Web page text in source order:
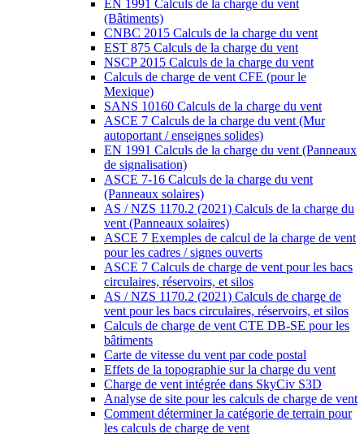
EN 1991 Calculs de la charge du vent
(Bâtiments)
CNBC 2015 Calculs de la charge du vent
EST 875 Calculs de la charge du vent
NSCP 2015 Calculs de la charge du vent
Calculs de charge de vent CFE (pour le
Mexique)
SANS 10160 Calculs de la charge du vent
ASCE 7 Calculs de la charge du vent (Mur
autoportant / enseignes solides)
EN 1991 Calculs de la charge du vent (Panneaux
de signalisation)
ASCE 7-16 Calculs de la charge du vent
(Panneaux solaires)
AS / NZS 1170.2 (2021) Calculs de la charge du
vent (Panneaux solaires)
ASCE 7 Exemples de calcul de la charge de vent
pour les cadres / signes ouverts
ASCE 7 Calculs de charge de vent pour les bacs
circulaires, réservoirs, et silos
AS / NZS 1170.2 (2021) Calculs de charge de
vent pour les bacs circulaires, réservoirs, et silos
Calculs de charge de vent CTE DB-SE pour les
bâtiments
Carte de vitesse du vent par code postal
Effets de la topographie sur la charge du vent
Charge de vent intégrée dans SkyCiv S3D
Analyse de site pour les calculs de charge de vent
Comment déterminer la catégorie de terrain pour
les calculs de charge de vent